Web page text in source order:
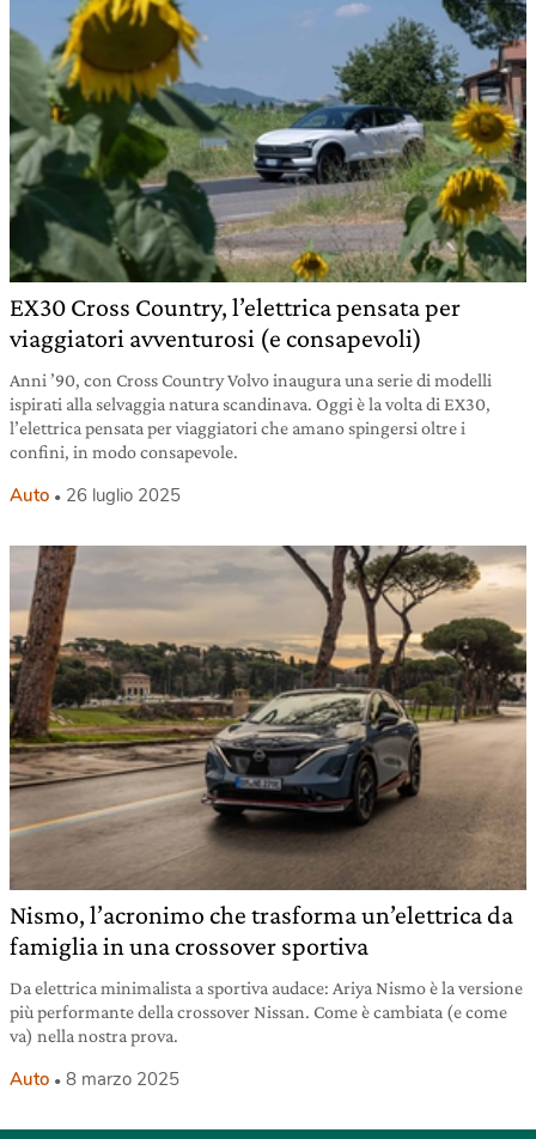
EX30 Cross Country, l’elettrica pensata per
viaggiatori avventurosi (e consapevoli)
Anni ’90, con Cross Country Volvo inaugura una serie di modelli
ispirati alla selvaggia natura scandinava. Oggi è la volta di EX30,
l’elettrica pensata per viaggiatori che amano spingersi oltre i
confini, in modo consapevole.
Auto 26 luglio 2025
Nismo, l’acronimo che trasforma un’elettrica da
famiglia in una crossover sportiva
Da elettrica minimalista a sportiva audace: Ariya Nismo è la versione
più performante della crossover Nissan. Come è cambiata (e come
va) nella nostra prova.
Auto 8 marzo 2025